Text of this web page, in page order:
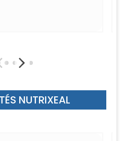
NUTRIXEAL